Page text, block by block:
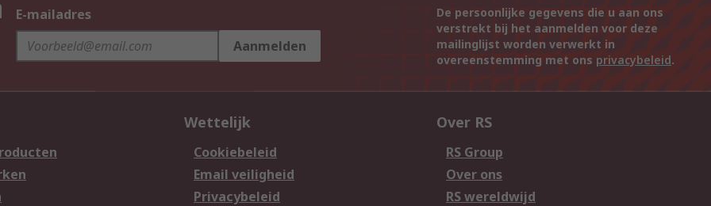
E-mailadres
Aanmelden
De persoonlijke gegevens die u aan ons
verstrekt bij het aanmelden voor deze
mailinglijst worden verwerkt in
overeenstemming met ons privacybeleid.
Wettelijk
Cookiebeleid
Email veiligheid
Privacybeleid
Over RS
RS Group
Over ons
RS wereldwijd